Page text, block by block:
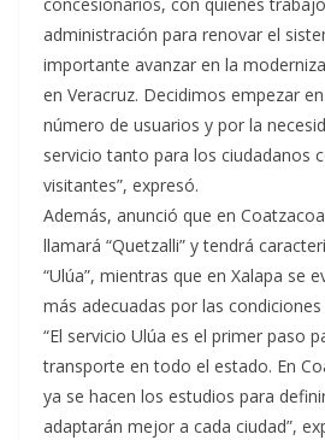
administración para renovar el
importante avanzar en la
en Veracruz. Decidimos empezar
número de usuarios y por la
servicio tanto para los ciudadanos
visitantes”, expresó.
Además, anunció que en
llamará “Quetzalli” y tendrá
“Ulúa”, mientras que en Xalapa se
más adecuadas por las
“El servicio Ulúa es el primer paso
transporte en todo el estado. En
ya se hacen los estudios para
adaptarán mejor a cada ciudad”,